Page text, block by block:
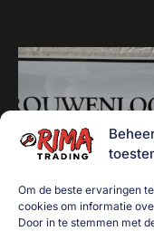
Om de beste ervaringen
cookies om informatie
Door in te stemmen met